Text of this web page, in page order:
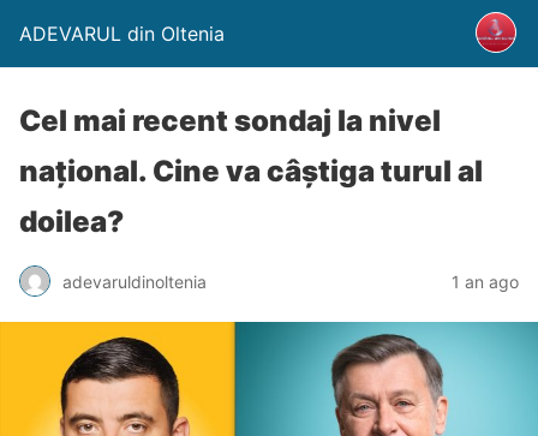
ADEVARUL din Oltenia
Cel mai recent sondaj la nivel
național. Cine va câștiga turul al
doilea?
adevaruldinoltenia 1 an ago